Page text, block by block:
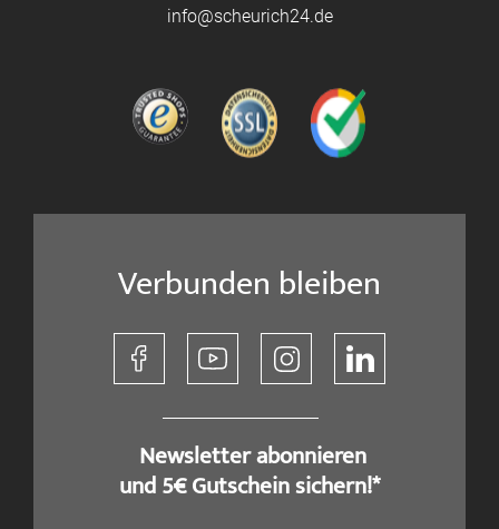
info@scheurich24.de
Verbunden bleiben
​ Newsletter abonnieren
und 5€ Gutschein sichern!*